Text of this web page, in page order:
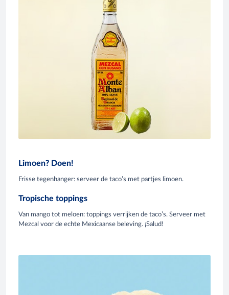
Limoen? Doen!
Frisse tegenhanger: serveer de taco’s met partjes limoen.
Tropische toppings
Van mango tot meloen: toppings verrijken de taco’s. Serveer met
Mezcal voor de echte Mexicaanse beleving. ¡Salud!